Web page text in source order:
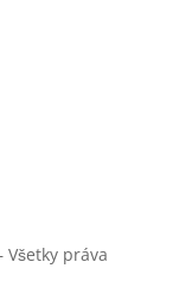
Všetky práva